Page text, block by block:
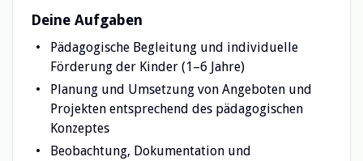
Deine Aufgaben
Pädagogische Begleitung und individuelle
Förderung der Kinder (1–6 Jahre)
Planung und Umsetzung von Angeboten und
Projekten entsprechend des pädagogischen
Konzeptes
Beobachtung, Dokumentation und